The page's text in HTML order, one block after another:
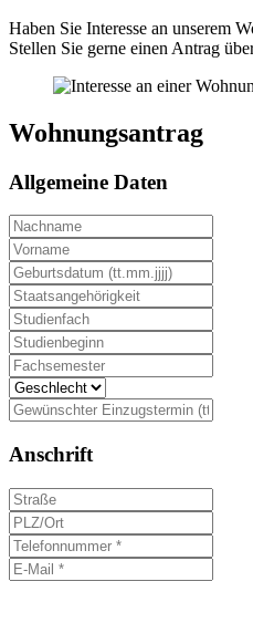
Haben Sie Interesse an unserem
Stellen Sie gerne einen Antrag
Wohnungsantrag
Allgemeine Daten
Anschrift